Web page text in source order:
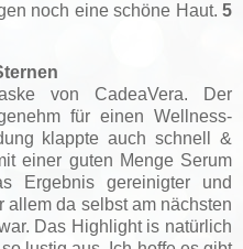
noch eine schöne Haut. 5
von CadeaVera. Der
für einen Wellness-
klappte auch schnell &
einer guten Menge Serum
Ergebnis gereinigter und
allem da selbst am nächsten
Das Highlight is natürlich